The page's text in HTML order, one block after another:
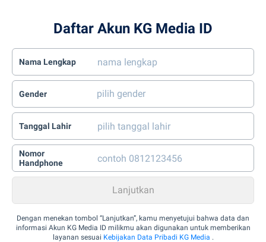
Daftar Akun KG Media ID
Nama Lengkap
Gender
Tanggal Lahir
Nomor
Handphone
Dengan menekan tombol “Lanjutkan”, kamu menyetujui bahwa data dan
informasi Akun KG Media ID milikmu akan digunakan untuk memberikan
layanan sesuai Kebijakan Data Pribadi KG Media .